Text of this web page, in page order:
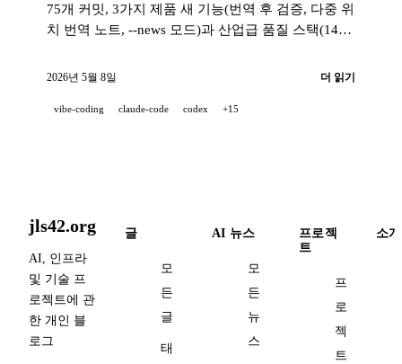
75개 커밋, 3가지 제품 새 기능(번역 후 검증, 다중 위
치 번역 노트, --news 모드)과 산업급 품질 스택(14개
100 % AI 페어로 개발될 때도 깨끗한 코드를 지향하
2026년 5월 8일 더 읽기
vibe-coding claude-code codex +15
jls42.org
AI, 인프라
및 기술 프
로젝트에 관
한 개인 블
로그
글
모
든
글
태
AI 뉴스
모
든
뉴
스
프로젝
트
프
로
젝
트
소개